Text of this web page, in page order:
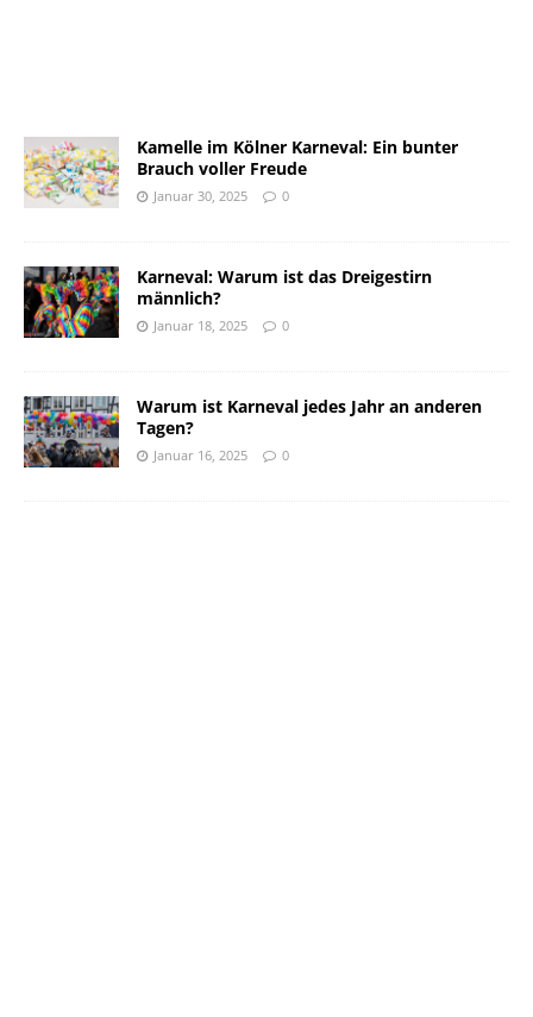
Kamelle im Kölner Karneval: Ein bunter
Brauch voller Freude
Januar 30, 2025 0
Karneval: Warum ist das Dreigestirn
männlich?
Januar 18, 2025 0
Warum ist Karneval jedes Jahr an anderen
Tagen?
Januar 16, 2025 0